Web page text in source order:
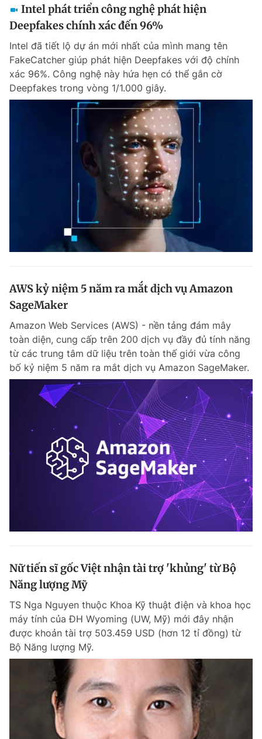
Intel phát triển công nghệ phát hiện
Deepfakes chính xác đến 96%
Intel đã tiết lộ dự án mới nhất của mình mang tên
FakeCatcher giúp phát hiện Deepfakes với độ chính
xác 96%. Công nghệ này hứa hẹn có thể gắn cờ
Deepfakes trong vòng 1/1.000 giây.
AWS kỷ niệm 5 năm ra mắt dịch vụ Amazon
SageMaker
Amazon Web Services (AWS) - nền tảng đám mây
toàn diện, cung cấp trên 200 dịch vụ đầy đủ tính năng
từ các trung tâm dữ liệu trên toàn thế giới vừa công
bố kỷ niệm 5 năm ra mắt dịch vụ Amazon SageMaker.
Nữ tiến sĩ gốc Việt nhận tài trợ 'khủng' từ Bộ
Năng lượng Mỹ
TS Nga Nguyen thuộc Khoa Kỹ thuật điện và khoa học
máy tính của ĐH Wyoming (UW, Mỹ) mới đây nhận
được khoản tài trợ 503.459 USD (hơn 12 tỉ đồng) từ
Bộ Năng lượng Mỹ.